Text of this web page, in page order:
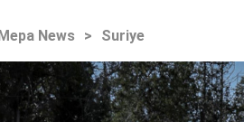
Mepa News > Suriye